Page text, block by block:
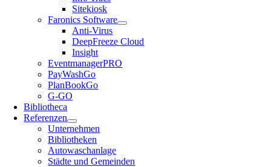
Sitekiosk
Faronics Software
Anti-Virus
DeepFreeze Cloud
Insight
EventmanagerPRO
PayWashGo
PlanBookGo
G-GO
Bibliotheca
Referenzen
Unternehmen
Bibliotheken
Autowaschanlage
Städte und Gemeinden